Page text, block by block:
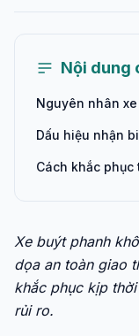
Nội dung
Nguyên nhân
Dấu hiệu nhận
Cách khắc
Xe buýt phanh
dọa an toàn giao
khắc phục kịp
rủi ro.